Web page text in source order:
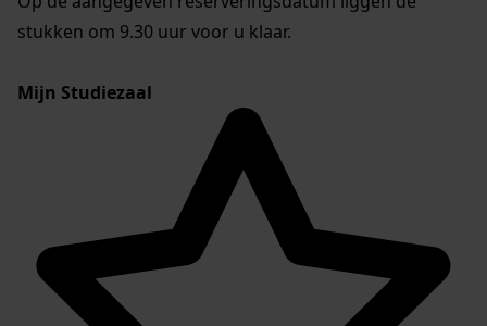
stukken om 9.30 uur voor u klaar.
Mijn Studiezaal